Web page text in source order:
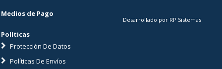
Medios de Pago
Políticas
Protección De Datos
Políticas De Envíos
Desarrollado por RP Sistemas